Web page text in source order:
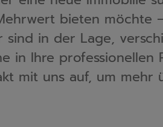
bieten möchte
sind in der Lage,
in Ihre professionellen